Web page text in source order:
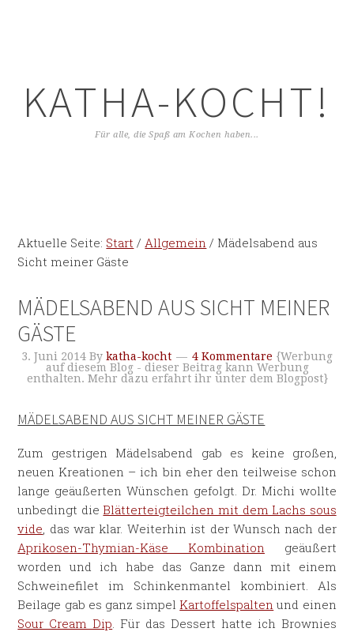
KATHA-KOCHT!
Für alle, die Spaß am Kochen haben...
Aktuelle Seite: Start / Allgemein / Mädelsabend aus
Sicht meiner Gäste
MÄDELSABEND AUS SICHT MEINER
GÄSTE
3. Juni 2014 By katha-kocht 4 Kommentare {Werbung
auf diesem Blog - dieser Beitrag kann Werbung
enthalten. Mehr dazu erfahrt ihr unter dem Blogpost}
MÄDELSABEND AUS SICHT MEINER GÄSTE
Zum gestrigen Mädelsabend gab es keine großen,
neuen Kreationen – ich bin eher den teilweise schon
lange geäußerten Wünschen gefolgt. Dr. Michi wollte
unbedingt die Blätterteigteilchen mit dem Lachs sous
vide, das war klar. Weiterhin ist der Wunsch nach der
Aprikosen-Thymian-Käse Kombination geäußert
worden und ich habe das Ganze dann mit einem
Schweinefilet im Schinkenmantel kombiniert. Als
Beilage gab es ganz simpel Kartoffelspalten und einen
Sour Cream Dip. Für das Dessert hatte ich Brownies